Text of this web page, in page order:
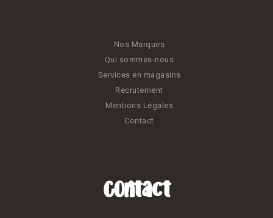
Nos Marques
Qui sommes-nous
Services en magasins
Recrutement
Mentions Légales
Contact
Contact